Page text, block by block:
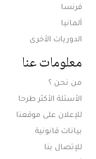
فرنسا
ألمانيا
الدوريات الأخرى
معلومات عنا
من نحن ؟
الأسئلة الأكثر طرحا
للإعلان على موقعنا
بيانات قانونية
للإتصال بنا